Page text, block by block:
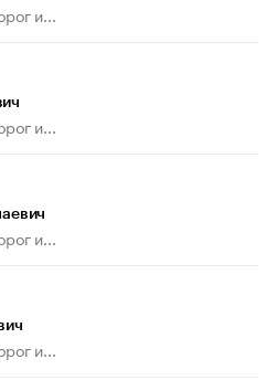
и...
и...
и...
и...